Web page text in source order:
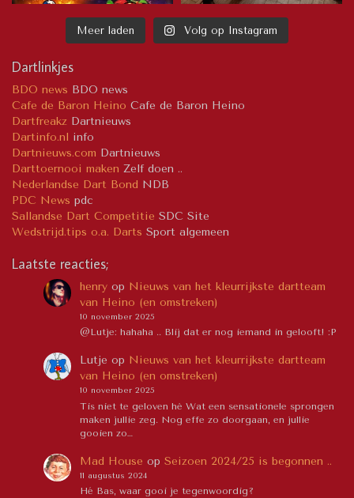
Meer laden Volg op Instagram
Dartlinkjes
BDO news BDO news
Cafe de Baron Heino Cafe de Baron Heino
Dartfreakz Dartnieuws
Dartinfo.nl info
Dartnieuws.com Dartnieuws
Darttoernooi maken Zelf doen ..
Nederlandse Dart Bond NDB
PDC News pdc
Sallandse Dart Competitie SDC Site
Wedstrijd.tips o.a. Darts Sport algemeen
Laatste reacties;
henryop Nieuws van het kleurrijkste dartteam
van Heino (en omstreken)
10 november 2025
@Lutje: hahaha .. Blij dat er nog iemand in gelooft! :P
Lutje op Nieuws van het kleurrijkste dartteam
van Heino (en omstreken)
10 november 2025
Tis niet te geloven hè Wat een sensationele sprongen
maken jullie zeg. Nog effe zo doorgaan, en jullie
gooien zo…
Mad House op Seizoen 2024/25 is begonnen ..
11 augustus 2024
Hé Bas, waar gooi je tegenwoordig?